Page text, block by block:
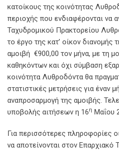
κατοίκους της κοινότητας
περιοχής που ενδιαφέρονται να
Ταχυδρομικού Πρακτορείου
το έργο της κατ’ οίκον διανομής
αμοιβή €900,00 τον μήνα, με τη
καθηκόντων και όχι σύμβαση
κοινότητα Λυθροδόντα θα
στατιστικές μετρήσεις για έναν
αναπροσαρμογή της αμοιβής.
υποβολής αιτήσεων η 16η Μαΐου
Για περισσότερες πληροφορίες
να αποτείνονται στον Επαρχιακό